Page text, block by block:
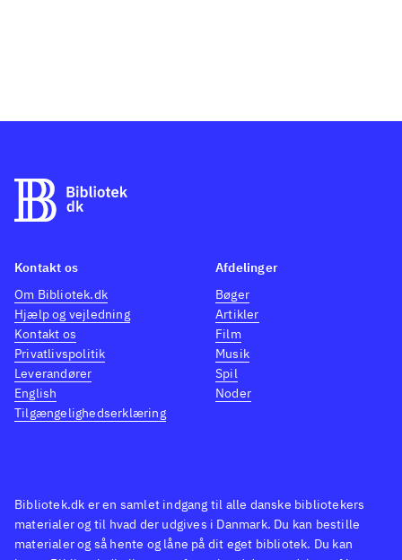
Bibliotek.dk er en samlet indgang til alle danske bibliotekers
materialer og til hvad der udgives i Danmark. Du kan bestille
materialer og så hente og låne på dit eget bibliotek. Du kan
Kontakt os
Om Bibliotek.dk
Hjælp og vejledning
Kontakt os
Privatlivspolitik
Leverandører
English
Tilgængelighedserklæring
Afdelinger
Bøger
Artikler
Film
Musik
Spil
Noder